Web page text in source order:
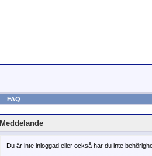
FAQ
Meddelande
Du är inte inloggad eller också har du inte